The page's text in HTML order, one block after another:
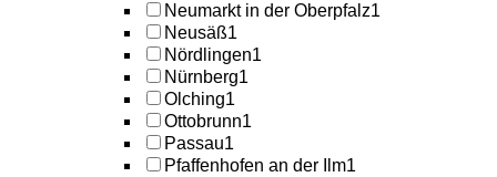
Neumarkt in der Oberpfalz1
Neusäß1
Nördlingen1
Nürnberg1
Olching1
Ottobrunn1
Passau1
Pfaffenhofen an der Ilm1